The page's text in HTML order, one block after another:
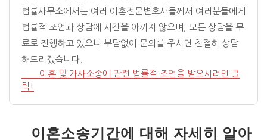
법률사무소에서는 여러 이혼전문변호사들께서 여러분들에게
법률적 조언과 상담에 시간을 아끼지 않으며, 모든 상담을 무
료로 진행하고 있으니 부담없이 문의를 주시면 친절히 상담
해드리겠습니다.
이혼 및 가사소송에 관련 법률적 조언을 받으시려면 클
릭!
이혼소송기간에 대해 자세히 알아